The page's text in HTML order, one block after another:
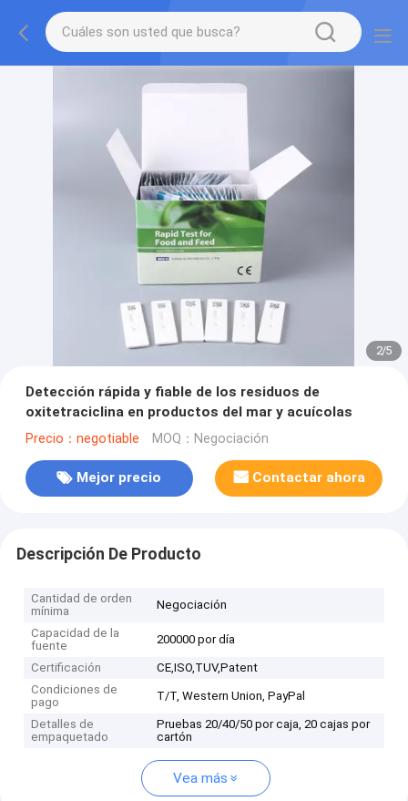
2/5
Detección rápida y fiable de los residuos de
oxitetraciclina en productos del mar y acuícolas
Precio：negotiable MOQ：Negociación
Mejor precio Contactar ahora
Descripción De Producto
Cantidad de orden
mínima
Negociación
Capacidad de la
fuente
200000 por día
Certificación
CE,ISO,TUV,Patent
Condiciones de
pago
T/T, Western Union, PayPal
Detalles de
empaquetado
Pruebas 20/40/50 por caja, 20 cajas por
cartón
Vea más